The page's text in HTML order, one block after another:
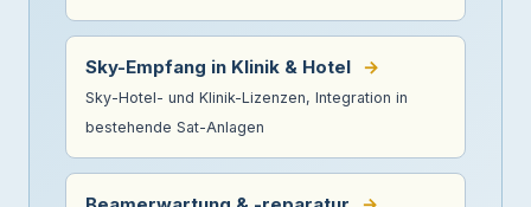
Sky-Empfang in Klinik & Hotel →
Sky-Hotel- und Klinik-Lizenzen, Integration in
bestehende Sat-Anlagen